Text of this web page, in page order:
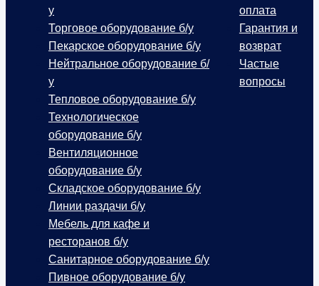
у
Торговое оборудование б/у
Пекарское оборудование б/у
Нейтральное оборудование б/
у
Тепловое оборудование б/у
Технологическое
оборудование б/у
Вентиляционное
оборудование б/у
Складское оборудование б/у
Линии раздачи б/у
Мебель для кафе и
ресторанов б/у
Санитарное оборудование б/у
Пивное оборудование б/у
оплата
Гарантия и
возврат
Частые
вопросы